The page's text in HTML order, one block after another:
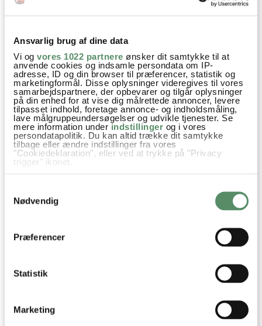
Ansvarlig brug af dine data
Vi og vores 1022 partnere ønsker dit samtykke til at
anvende cookies og indsamle persondata om IP-
adresse, ID og din browser til præferencer, statistik og
marketingformål. Disse oplysninger videregives til vores
samarbejdspartnere, der opbevarer og tilgår oplysninger
på din enhed for at vise dig målrettede annoncer, levere
tilpasset indhold, foretage annonce- og indholdsmåling,
lave målgruppeundersøgelser og udvikle tjenester. Se
mere information under indstillinger og i vores
persondatapolitik. Du kan altid trække dit samtykke
tilbage eller ændre indstillinger fra vores
"Cookiedeklaration", eller ved at trykke på "Privacy
trigger" ikonet.
Indsamle præcise oplysninger om din placering,
der kan være nøjagtig inden for få meter
Identificere din enhed baseret på en scanning af
Nødvendig
Præferencer
Statistik
Marketing